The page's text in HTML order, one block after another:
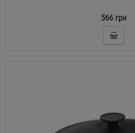
566 грн